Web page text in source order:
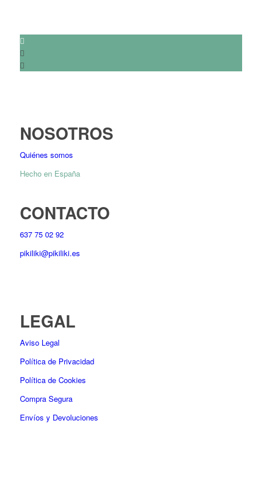
NOSOTROS
Quiénes somos
Hecho en España
CONTACTO
637 75 02 92
pikiliki@pikiliki.es
LEGAL
Aviso Legal
Política de Privacidad
Política de Cookies
Compra Segura
Envíos y Devoluciones